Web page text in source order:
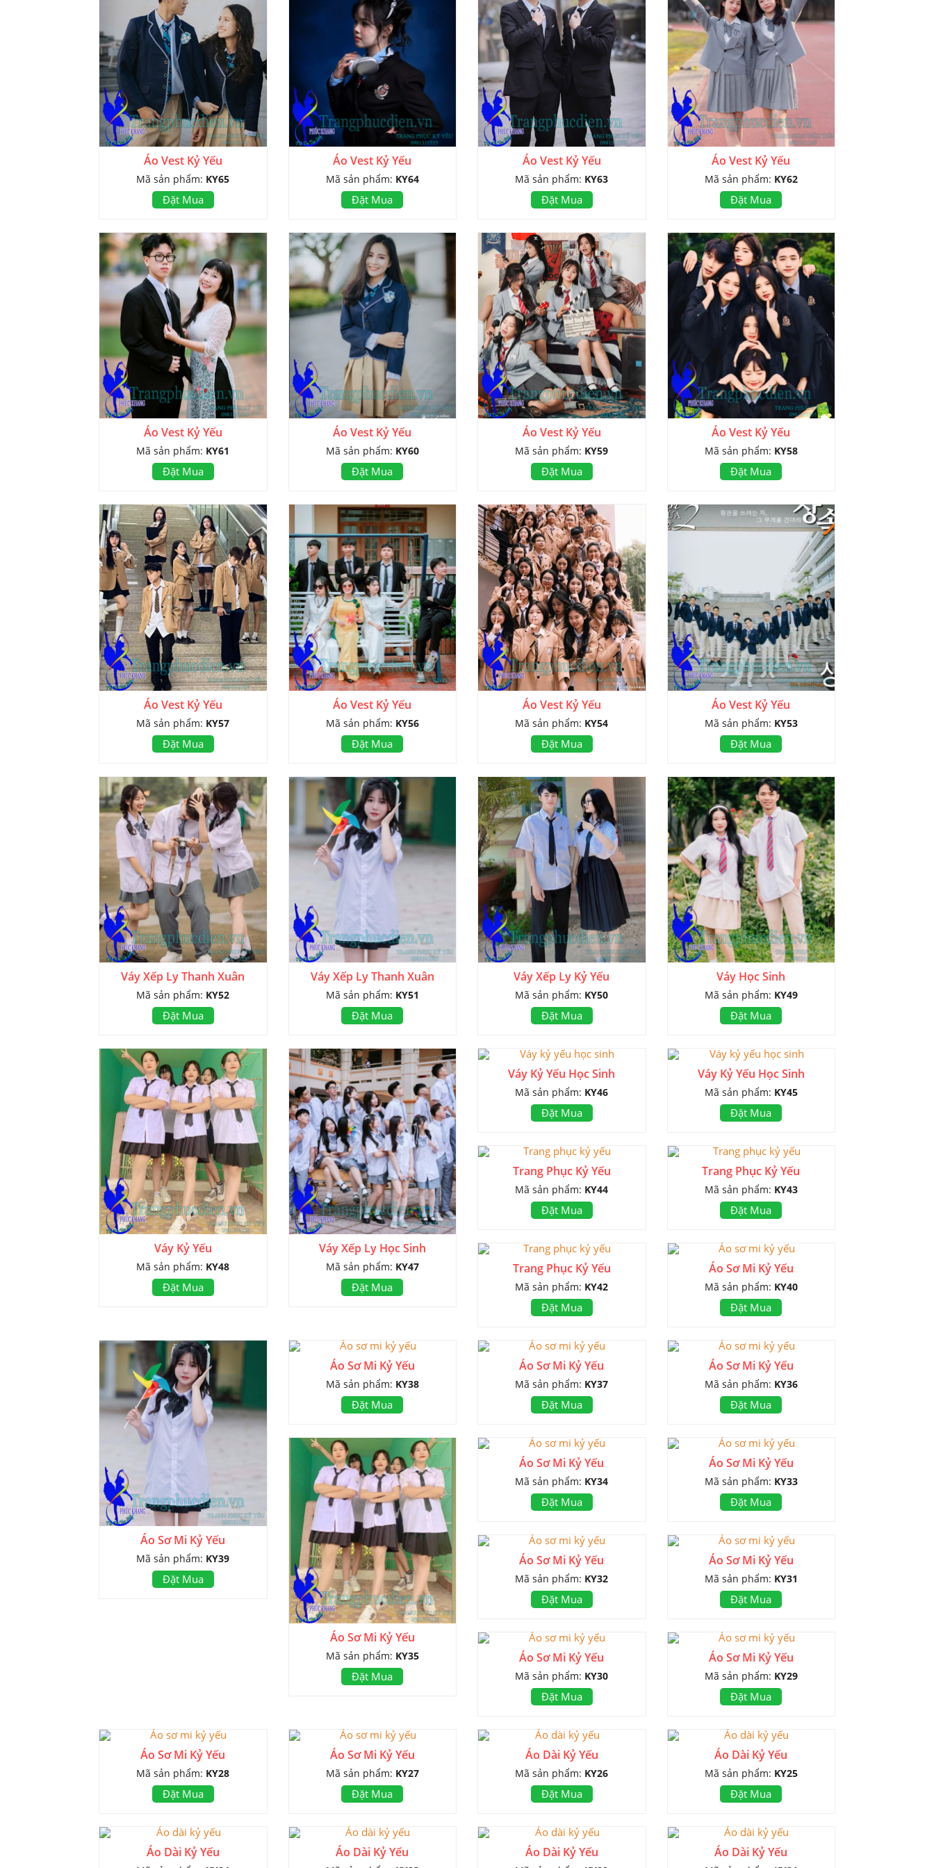
Áo Vest Kỷ Yếu
Mã sản phẩm: KY65
Đặt Mua
Áo Vest Kỷ Yếu
Mã sản phẩm: KY64
Đặt Mua
Áo Vest Kỷ Yếu
Mã sản phẩm: KY63
Đặt Mua
Áo Vest Kỷ Yếu
Mã sản phẩm: KY62
Đặt Mua
Áo Vest Kỷ Yếu
Mã sản phẩm: KY61
Đặt Mua
Áo Vest Kỷ Yếu
Mã sản phẩm: KY60
Đặt Mua
Áo Vest Kỷ Yếu
Mã sản phẩm: KY59
Đặt Mua
Áo Vest Kỷ Yếu
Mã sản phẩm: KY58
Đặt Mua
Áo Vest Kỷ Yếu
Mã sản phẩm: KY57
Đặt Mua
Áo Vest Kỷ Yếu
Mã sản phẩm: KY56
Đặt Mua
Áo Vest Kỷ Yếu
Mã sản phẩm: KY54
Đặt Mua
Áo Vest Kỷ Yếu
Mã sản phẩm: KY53
Đặt Mua
Váy Xếp Ly Thanh Xuân
Mã sản phẩm: KY52
Đặt Mua
Váy Xếp Ly Thanh Xuân
Mã sản phẩm: KY51
Đặt Mua
Váy Xếp Ly Kỷ Yếu
Mã sản phẩm: KY50
Đặt Mua
Váy Học Sinh
Mã sản phẩm: KY49
Đặt Mua
Váy Kỷ Yếu
Mã sản phẩm: KY48
Đặt Mua
Váy Xếp Ly Học Sinh
Mã sản phẩm: KY47
Đặt Mua
Váy Kỷ Yếu Học Sinh
Mã sản phẩm: KY46
Đặt Mua
Váy Kỷ Yếu Học Sinh
Mã sản phẩm: KY45
Đặt Mua
Trang Phục Kỷ Yếu
Mã sản phẩm: KY44
Đặt Mua
Trang Phục Kỷ Yếu
Mã sản phẩm: KY43
Đặt Mua
Trang Phục Kỷ Yếu
Mã sản phẩm: KY42
Đặt Mua
Áo Sơ Mi Kỷ Yếu
Mã sản phẩm: KY40
Đặt Mua
Áo Sơ Mi Kỷ Yếu
Mã sản phẩm: KY39
Đặt Mua
Áo Sơ Mi Kỷ Yếu
Mã sản phẩm: KY38
Đặt Mua
Áo Sơ Mi Kỷ Yếu
Mã sản phẩm: KY37
Đặt Mua
Áo Sơ Mi Kỷ Yếu
Mã sản phẩm: KY36
Đặt Mua
Áo Sơ Mi Kỷ Yếu
Mã sản phẩm: KY35
Đặt Mua
Áo Sơ Mi Kỷ Yếu
Mã sản phẩm: KY34
Đặt Mua
Áo Sơ Mi Kỷ Yếu
Mã sản phẩm: KY33
Đặt Mua
Áo Sơ Mi Kỷ Yếu
Mã sản phẩm: KY32
Đặt Mua
Áo Sơ Mi Kỷ Yếu
Mã sản phẩm: KY31
Đặt Mua
Áo Sơ Mi Kỷ Yếu
Mã sản phẩm: KY30
Đặt Mua
Áo Sơ Mi Kỷ Yếu
Mã sản phẩm: KY29
Đặt Mua
Áo Sơ Mi Kỷ Yếu
Mã sản phẩm: KY28
Đặt Mua
Áo Sơ Mi Kỷ Yếu
Mã sản phẩm: KY27
Đặt Mua
Áo Dài Kỷ Yếu
Mã sản phẩm: KY26
Đặt Mua
Áo Dài Kỷ Yếu
Mã sản phẩm: KY25
Đặt Mua
Áo Dài Kỷ Yếu Áo Dài Kỷ Yếu Áo Dài Kỷ Yếu Áo Dài Kỷ Yếu